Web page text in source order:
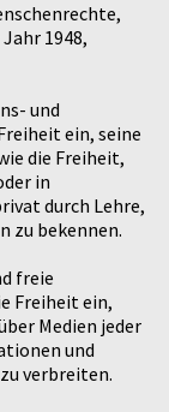
1948,
und
ein, seine
die Freiheit,
in
durch Lehre,
zu bekennen.
freie
Freiheit ein,
Medien jeder
und
verbreiten.